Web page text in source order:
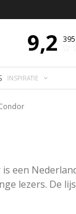
9,2
INSPIRATIE
is een
lezers. De